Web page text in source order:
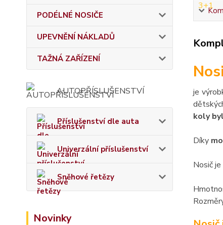
PODÉLNÉ NOSIČE
UPEVNĚNÍ NÁKLADŮ
TAŽNÁ ZAŘÍZENÍ
AUTOPŘÍSLUŠENSTVÍ
Příslušenství dle auta
Univerzální příslušenství
Sněhové řetězy
Novinky
je
koly
Díky
Nosič je